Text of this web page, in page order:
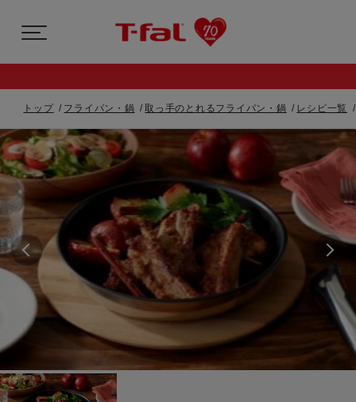
トップ フライパン・鍋 取っ手のとれるフライパン・鍋 レシピ一覧